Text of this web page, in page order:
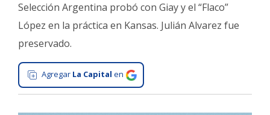
Mundo
Zona
Cultura
Tecnología
Selección Argentina probó con Giay y el “Flaco”
López en la práctica en Kansas. Julián Alvarez fue
preservado.
Agregar La Capital en